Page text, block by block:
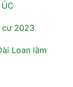
cư 2023
Loan làm